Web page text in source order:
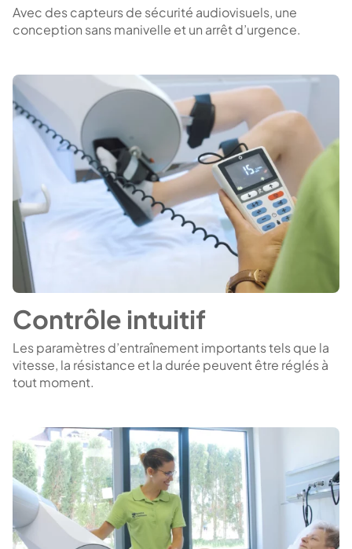
Avec des capteurs de sécurité audiovisuels, une
conception sans manivelle et un arrêt d’urgence.
Contrôle intuitif
Les paramètres d’entraînement importants tels que la
vitesse, la résistance et la durée peuvent être réglés à
tout moment.